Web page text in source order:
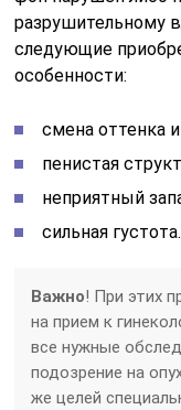
разрушительному
следующие
особенности:
смена оттенка
пенистая
неприятный
сильная густота.
Важно! При этих
на прием к
все нужные
подозрение на
же целей